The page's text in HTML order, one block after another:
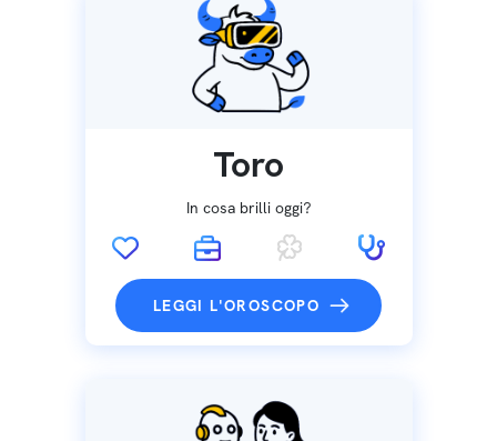
Toro
In cosa brilli oggi?
LEGGI L'OROSCOPO